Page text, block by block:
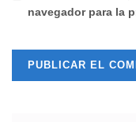
navegador para la